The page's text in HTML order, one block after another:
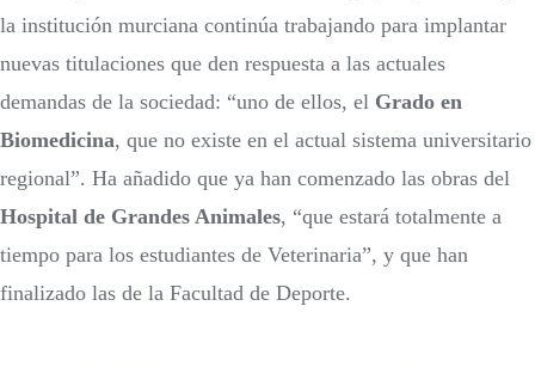
la institución murciana continúa trabajando para implantar
nuevas titulaciones que den respuesta a las actuales
demandas de la sociedad: “uno de ellos, el Grado en
Biomedicina, que no existe en el actual sistema universitario
regional”. Ha añadido que ya han comenzado las obras del
Hospital de Grandes Animales, “que estará totalmente a
tiempo para los estudiantes de Veterinaria”, y que han
finalizado las de la Facultad de Deporte.